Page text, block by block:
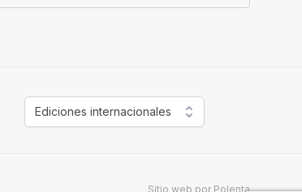
Ediciones internacionales
Sitio web por Polenta